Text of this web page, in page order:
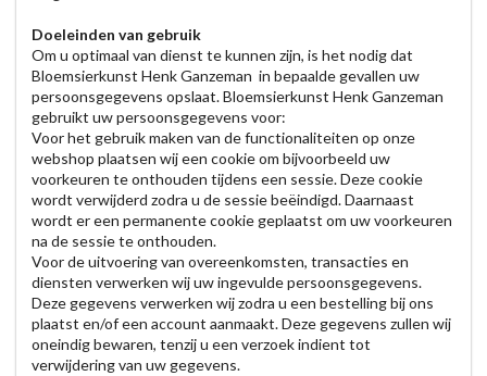
Doeleinden van gebruik
Om u optimaal van dienst te kunnen zijn, is het nodig dat
Bloemsierkunst Henk Ganzeman in bepaalde gevallen uw
persoonsgegevens opslaat. Bloemsierkunst Henk Ganzeman
gebruikt uw persoonsgegevens voor:
Voor het gebruik maken van de functionaliteiten op onze
webshop plaatsen wij een cookie om bijvoorbeeld uw
voorkeuren te onthouden tijdens een sessie. Deze cookie
wordt verwijderd zodra u de sessie beëindigd. Daarnaast
wordt er een permanente cookie geplaatst om uw voorkeuren
na de sessie te onthouden.
Voor de uitvoering van overeenkomsten, transacties en
diensten verwerken wij uw ingevulde persoonsgegevens.
Deze gegevens verwerken wij zodra u een bestelling bij ons
plaatst en/of een account aanmaakt. Deze gegevens zullen wij
oneindig bewaren, tenzij u een verzoek indient tot
verwijdering van uw gegevens.